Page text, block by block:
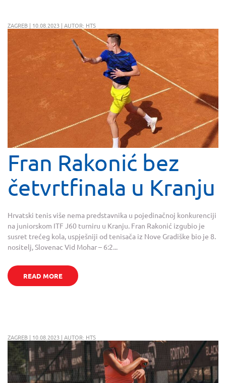
ZAGREB | 10.08.2023 | AUTOR: HTS
Fran Rakonić bez
četvrtfinala u Kranju
Hrvatski tenis više nema predstavnika u pojedinačnoj konkurenciji
na juniorskom ITF J60 turniru u Kranju. Fran Rakonić izgubio je
susret trećeg kola, uspješniji od tenisača iz Nove Gradiške bio je 8.
nositelj, Slovenac Vid Mohar – 6:2...
READ MORE
ZAGREB | 10.08.2023 | AUTOR: HTS